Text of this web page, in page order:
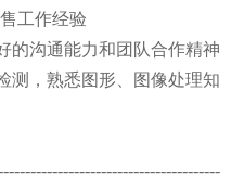
工作经验
的沟通能力和团队合作精神
测，熟悉图形、图像处理知